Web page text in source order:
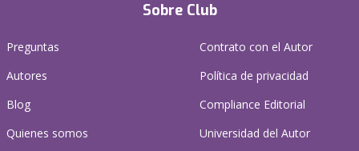
Sobre Club
Preguntas
Autores
Blog
Quienes somos
Contrato con el Autor
Política de privacidad
Compliance Editorial
Universidad del Autor